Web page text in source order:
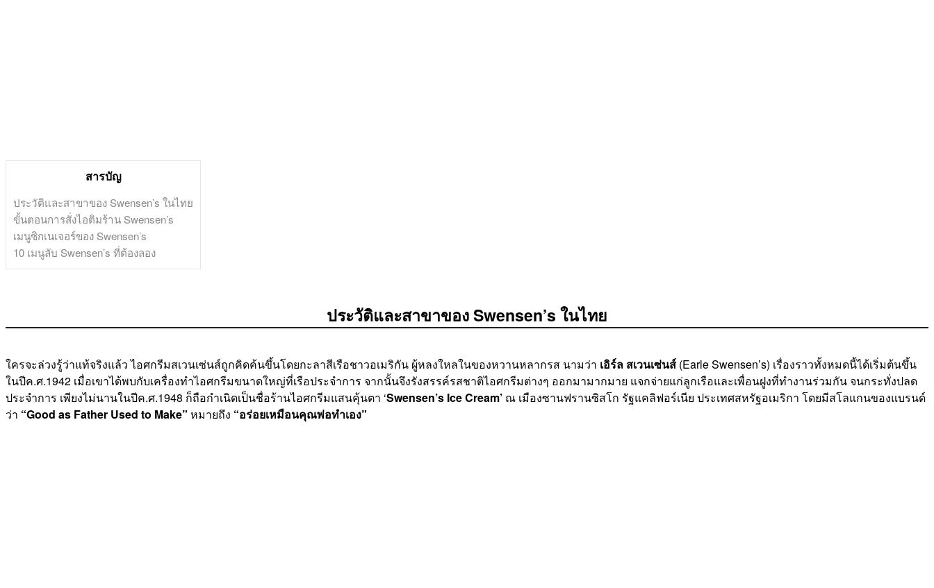
สารบัญ
ประวัติและสาขาของ Swensen’s ในไทย
ขั้นตอนการสั่งไอติมร้าน Swensen’s
เมนูซิกเนเจอร์ของ Swensen’s
10 เมนูลับ Swensen’s ที่ต้องลอง
ประวัติและสาขาของ Swensen’s ในไทย
ใครจะล่วงรู้ว่าแท้จริงแล้ว ไอศกรีมสเวนเซ่นส์ถูกคิดค้นขึ้นโดยกะลาสีเรือชาวอเมริกัน ผู้หลงใหลในของหวานหลากรส นามว่า เอิร์ล สเวนเซ่นส์ (Earle Swensen’s) เรื่องราวทั้งหมดนี้ได้เริ่มต้นขึ้น
ในปีค.ศ.1942 เมื่อเขาได้พบกับเครื่องทำไอศกรีมขนาดใหญ่ที่เรือประจำการ จากนั้นจึงรังสรรค์รสชาติไอศกรีมต่างๆ ออกมามากมาย แจกจ่ายแก่ลูกเรือและเพื่อนฝูงที่ทำงานร่วมกัน จนกระทั่งปลด
ประจำการ เพียงไม่นานในปีค.ศ.1948 ก็ถือกำเนิดเป็นชื่อร้านไอศกรีมแสนคุ้นตา ‘Swensen’s Ice Cream’ ณ เมืองซานฟรานซิสโก รัฐแคลิฟอร์เนีย ประเทศสหรัฐอเมริกา โดยมีสโลแกนของแบรนด์
ว่า “Good as Father Used to Make” หมายถึง “อร่อยเหมือนคุณพ่อทำเอง”